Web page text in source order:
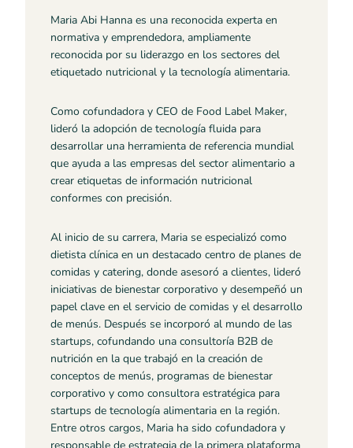
Maria Abi Hanna es una reconocida experta en
normativa y emprendedora, ampliamente
reconocida por su liderazgo en los sectores del
etiquetado nutricional y la tecnología alimentaria.
Como cofundadora y CEO de Food Label Maker,
lideró la adopción de tecnología fluida para
desarrollar una herramienta de referencia mundial
que ayuda a las empresas del sector alimentario a
crear etiquetas de información nutricional
conformes con precisión.
Al inicio de su carrera, Maria se especializó como
dietista clínica en un destacado centro de planes de
comidas y catering, donde asesoró a clientes, lideró
iniciativas de bienestar corporativo y desempeñó un
papel clave en el servicio de comidas y el desarrollo
de menús. Después se incorporó al mundo de las
startups, cofundando una consultoría B2B de
nutrición en la que trabajó en la creación de
conceptos de menús, programas de bienestar
corporativo y como consultora estratégica para
startups de tecnología alimentaria en la región.
Entre otros cargos, Maria ha sido cofundadora y